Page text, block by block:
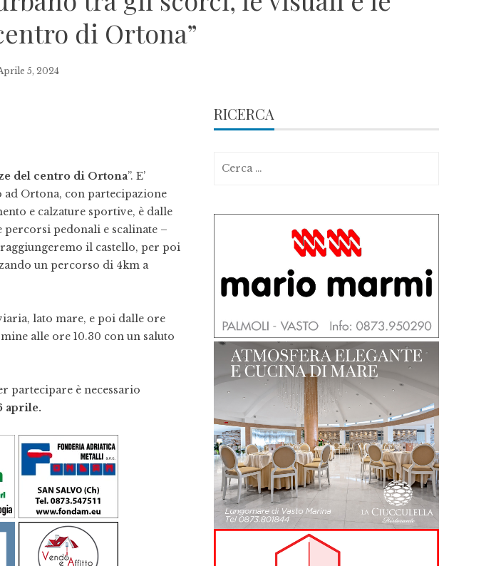
di Ortona”
5, 2024
del centro di Ortona”. E’
ad Ortona, con partecipazione
e calzature sportive, è dalle
pedonali e scalinate –
il castello, per poi
un percorso di 4km a
lato mare, e poi dalle ore
alle ore 10.30 con un saluto
partecipare è necessario
aprile.
RICERCA